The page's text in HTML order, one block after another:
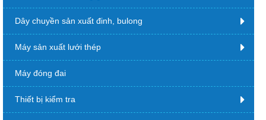
Dây chuyền sản xuất đinh, bulong
Máy sản xuất lưới thép
Máy đóng đai
Thiết bị kiểm tra